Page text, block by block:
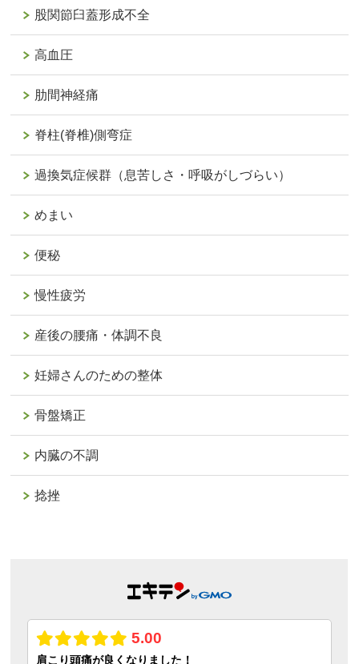
股関節臼蓋形成不全
高血圧
肋間神経痛
脊柱(脊椎)側弯症
過換気症候群（息苦しさ・呼吸がしづらい）
めまい
便秘
慢性疲労
産後の腰痛・体調不良
妊婦さんのための整体
骨盤矯正
内臓の不調
捻挫